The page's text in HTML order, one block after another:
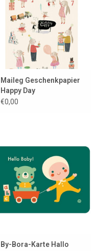
Maileg Geschenkpapier
Happy Day
€0,00
By-Bora-Karte Hallo